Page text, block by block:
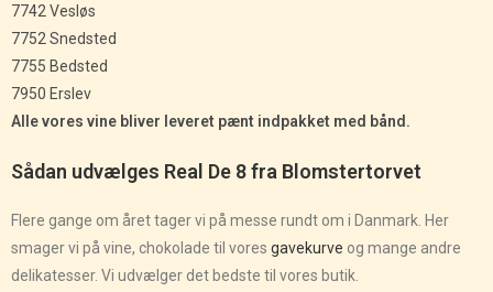
7742 Vesløs
7752 Snedsted
7755 Bedsted
7950 Erslev
Alle vores vine bliver leveret pænt indpakket med bånd.
Sådan udvælges Real De 8 fra Blomstertorvet
Flere gange om året tager vi på messe rundt om i Danmark. Her
smager vi på vine, chokolade til vores gavekurve og mange andre
delikatesser. Vi udvælger det bedste til vores butik.